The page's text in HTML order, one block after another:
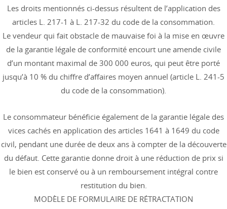
Les droits mentionnés ci-dessus résultent de l’application des
articles L. 217-1 à L. 217-32 du code de la consommation.
Le vendeur qui fait obstacle de mauvaise foi à la mise en œuvre
de la garantie légale de conformité encourt une amende civile
d’un montant maximal de 300 000 euros, qui peut être porté
jusqu’à 10 % du chiffre d’affaires moyen annuel (article L. 241-5
du code de la consommation).
Le consommateur bénéficie également de la garantie légale des
vices cachés en application des articles 1641 à 1649 du code
civil, pendant une durée de deux ans à compter de la découverte
du défaut. Cette garantie donne droit à une réduction de prix si
le bien est conservé ou à un remboursement intégral contre
restitution du bien.
MODÈLE DE FORMULAIRE DE RÉTRACTATION